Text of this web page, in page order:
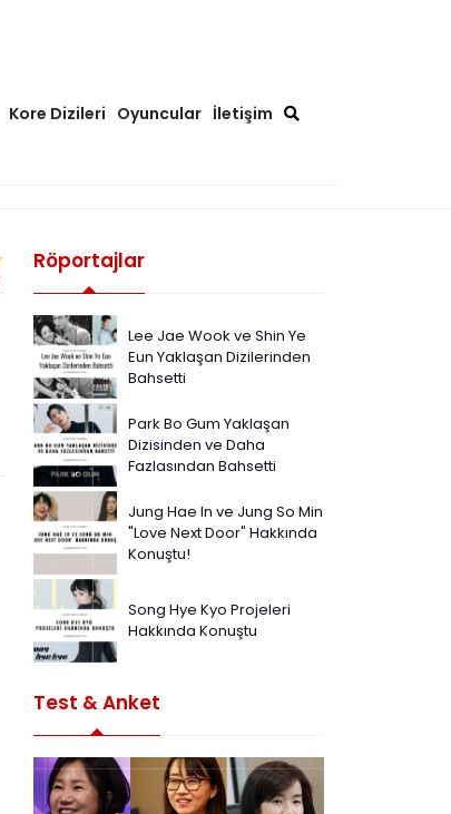
Kore Dizileri Oyuncular İletişim
Röportajlar
Lee Jae Wook ve Shin Ye
Eun Yaklaşan Dizilerinden
Bahsetti
Park Bo Gum Yaklaşan
Dizisinden ve Daha
Fazlasından Bahsetti
Jung Hae In ve Jung So Min
"Love Next Door" Hakkında
Konuştu!
Song Hye Kyo Projeleri
Hakkında Konuştu
Test & Anket